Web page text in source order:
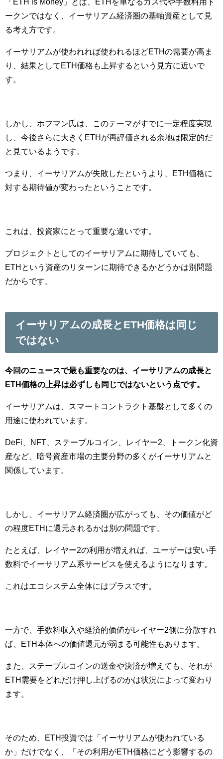
「ETH is Money」とは、ETHを単なるガス代や手数料用ト
ークンではなく、イーサリアム経済圏の基軸資産として見
る考え方です。
イーサリアムが使われれば使われるほどETHの需要が高ま
り、結果としてETH価格も上昇するという見方に近いで
す。
しかし、ホフマン氏は、このテーマがすでに一定程度実現
し、今後さらに大きくETHが再評価される余地は限定的だ
と見ているようです。
つまり、イーサリアムが失敗したというより、ETH価格に
対する期待値が変わったということです。
これは、投資家にとって重要な違いです。
プロジェクトとしてのイーサリアムに期待していても、
ETHという資産のリターンに期待できるかどうかは別問題
だからです。
イーサリアムの成長とETH価格は同じ
ではない
今回のニュースで最も重要なのは、イーサリアムの成長と
ETH価格の上昇は必ずしも同じではないという点です。
イーサリアムは、スマートコントラクト基盤として多くの
用途に使われています。
DeFi、NFT、ステーブルコイン、レイヤー2、トークン化資
産など、暗号資産市場の主要分野の多くがイーサリアムと
関係しています。
しかし、イーサリアム経済圏が広がっても、その価値がど
の程度ETHに還元されるかは別の問題です。
たとえば、レイヤー2の利用が増えれば、ユーザーは安い手
数料でイーサリアム系サービスを使えるようになります。
これはエコシステム全体にはプラスです。
一方で、手数料収入や経済的価値がレイヤー2側に分散すれ
ば、ETH本体への価値還元が弱まる可能性もあります。
また、ステーブルコインの送金や決済が増えても、それが
ETH需要をどれだけ押し上げるのかは状況によって変わり
ます。
そのため、ETH投資では「イーサリアムが使われている
か」だけでなく、「その利用がETH価格にどう影響するの